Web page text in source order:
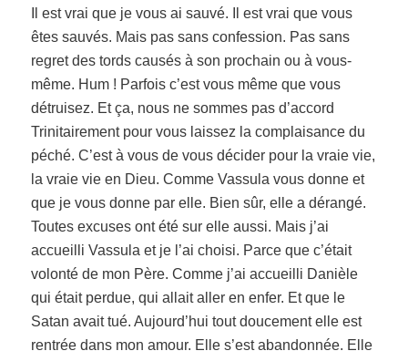
Il est vrai que je vous ai sauvé. Il est vrai que vous
êtes sauvés. Mais pas sans confession. Pas sans
regret des tords causés à son prochain ou à vous-
même. Hum ! Parfois c’est vous même que vous
détruisez. Et ça, nous ne sommes pas d’accord
Trinitairement pour vous laissez la complaisance du
péché. C’est à vous de vous décider pour la vraie vie,
la vraie vie en Dieu. Comme Vassula vous donne et
que je vous donne par elle. Bien sûr, elle a dérangé.
Toutes excuses ont été sur elle aussi. Mais j’ai
accueilli Vassula et je l’ai choisi. Parce que c’était
volonté de mon Père. Comme j’ai accueilli Danièle
qui était perdue, qui allait aller en enfer. Et que le
Satan avait tué. Aujourd’hui tout doucement elle est
rentrée dans mon amour. Elle s’est abandonnée. Elle